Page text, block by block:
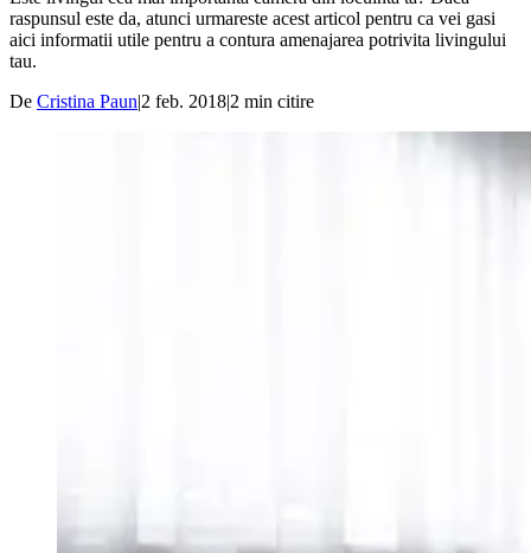
raspunsul este da, atunci urmareste acest articol pentru ca vei gasi
aici informatii utile pentru a contura amenajarea potrivita livingului
tau.
De Cristina Paun|2 feb. 2018|2 min citire